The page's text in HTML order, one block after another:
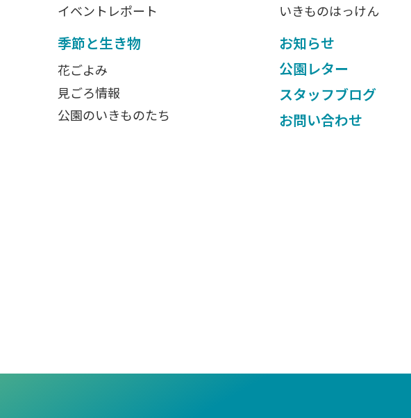
イベントレポート
季節と生き物
花ごよみ
見ごろ情報
公園のいきものたち
いきものはっけん
お知らせ
公園レター
スタッフブログ
お問い合わせ